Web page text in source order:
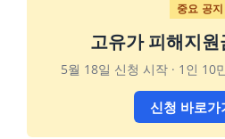
중요 공지
고유가 피해지
5월 18일 신청 시작 · 1인 10
신청 바로